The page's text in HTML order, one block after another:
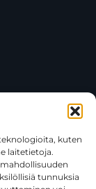
kuten
laitetietoja.
tunnuksia